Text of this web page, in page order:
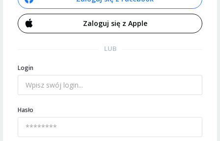
Zaloguj się z Apple
LUB
Login
Hasło